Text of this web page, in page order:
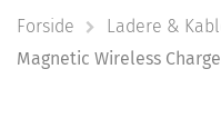
Forside Ladere &
Magnetic Wireless